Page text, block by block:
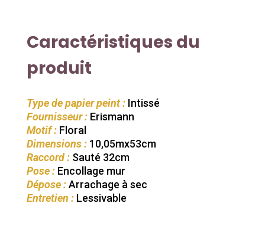
Caractéristiques du
produit
Type de papier peint :Intissé
Fournisseur :Erismann
Motif :Floral
Dimensions :10,05mx53cm
Raccord :Sauté 32cm
Pose :Encollage mur
Dépose :Arrachage à sec
Entretien :Lessivable